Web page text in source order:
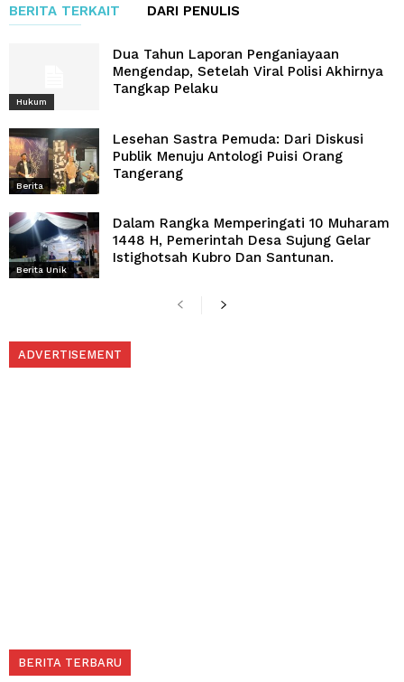
BERITA TERKAIT DARI PENULIS
Hukum
Dua Tahun Laporan Penganiayaan
Mengendap, Setelah Viral Polisi Akhirnya
Tangkap Pelaku
Berita
Lesehan Sastra Pemuda: Dari Diskusi
Publik Menuju Antologi Puisi Orang
Tangerang
Berita Unik
Dalam Rangka Memperingati 10 Muharam
1448 H, Pemerintah Desa Sujung Gelar
Istighotsah Kubro Dan Santunan.
ADVERTISEMENT
BERITA TERBARU